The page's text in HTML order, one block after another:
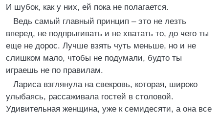
И шубок, как у них, ей пока не полагается.
Ведь самый главный принцип – это не лезть
вперед, не подпрыгивать и не хватать то, до чего ты
еще не дорос. Лучше взять чуть меньше, но и не
слишком мало, чтобы не подумали, будто ты
играешь не по правилам.
Лариса взглянула на свекровь, которая, широко
улыбаясь, рассаживала гостей в столовой.
Удивительная женщина, уже к семидесяти, а она все